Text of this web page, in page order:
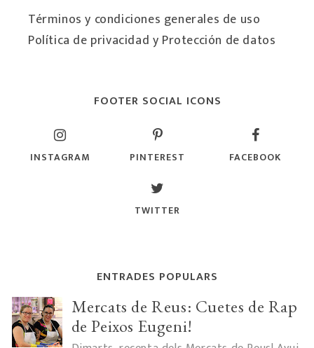
Términos y condiciones generales de uso
Política de privacidad y Protección de datos
FOOTER SOCIAL ICONS
INSTAGRAM PINTEREST FACEBOOK
TWITTER
ENTRADES POPULARS
Mercats de Reus: Cuetes de Rap
de Peixos Eugeni!